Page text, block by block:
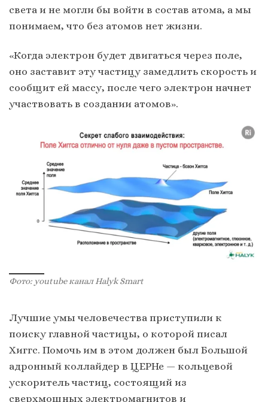
света и не могли бы войти в состав атома, а мы
понимаем, что без атомов нет жизни.
«Когда электрон будет двигаться через поле,
оно заставит эту частицу замедлить скорость и
сообщит ей массу, после чего электрон начнет
участвовать в создании атомов».
Фото: youtube канал Halyk Smart
Лучшие умы человечества приступили к
поиску главной частицы, о которой писал
Хиггс. Помочь им в этом должен был Большой
адронный коллайдер в ЦЕРНе — кольцевой
ускоритель частиц, состоящий из
сверхмощных электромагнитов и